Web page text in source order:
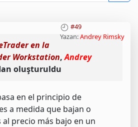
#49
Yazan:Andrey Rimsky
en la
Workstation,Andrey
oluşturuldu
en el principio de
a medida que bajan o
precio más bajo en un